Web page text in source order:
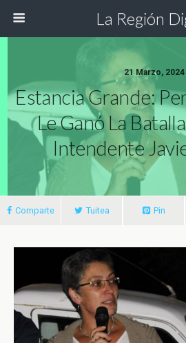
La Región
21 Marzo, 2024
Estancia Grande:
Le Ganó La
Intendente
Comparte Tuitea Pin